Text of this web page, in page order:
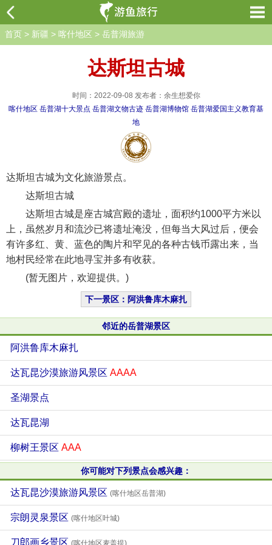
首页 > 新疆 > 喀什地区 > 岳普湖旅游
达斯坦古城
时间：2022-09-08 发布者：余生想爱你
喀什地区 岳普湖十大景点 岳普湖文物古迹 岳普湖博物馆 岳普湖爱国主义教育基
地
达斯坦古城为文化旅游景点。
达斯坦古城
达斯坦古城是座古城宫殿的遗址，面积约1000平方米以
上，虽然岁月和流沙已将遗址淹没，但每当大风过后，便会
有许多红、黄、蓝色的陶片和罕见的各种古钱币露出来，当
地村民经常在此地寻宝并多有收获。
(暂无图片，欢迎提供。)
下一景区：阿洪鲁库木麻扎
邻近的岳普湖景区
阿洪鲁库木麻扎
达瓦昆沙漠旅游风景区 AAAA
圣湖景点
达瓦昆湖
柳树王景区 AAA
你可能对下列景点会感兴趣：
达瓦昆沙漠旅游风景区 (喀什地区岳普湖)
宗朗灵泉景区 (喀什地区叶城)
刀郎画乡景区 (喀什地区麦盖提)